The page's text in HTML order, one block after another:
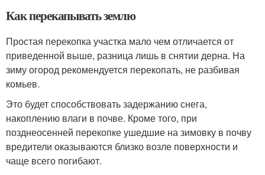
Как перекапывать землю
Простая перекопка участка мало чем отличается от
приведенной выше, разница лишь в снятии дерна. На
зиму огород рекомендуется перекопать, не разбивая
комьев.
Это будет способствовать задержанию снега,
накоплению влаги в почве. Кроме того, при
позднеосенней перекопке ушедшие на зимовку в почву
вредители оказываются близко возле поверхности и
чаще всего погибают.